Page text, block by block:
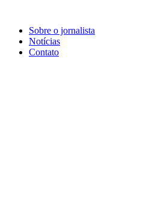
conteúdo
Sobre o jornalista
Notícias
Contato